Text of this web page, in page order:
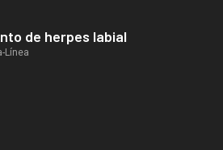
de herpes labial
Línea